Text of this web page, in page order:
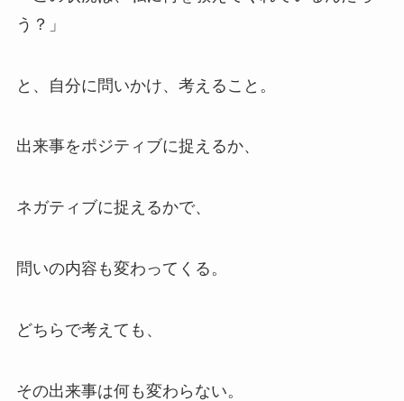
う？」
と、自分に問いかけ、考えること。
出来事をポジティブに捉えるか、
ネガティブに捉えるかで、
問いの内容も変わってくる。
どちらで考えても、
その出来事は何も変わらない。